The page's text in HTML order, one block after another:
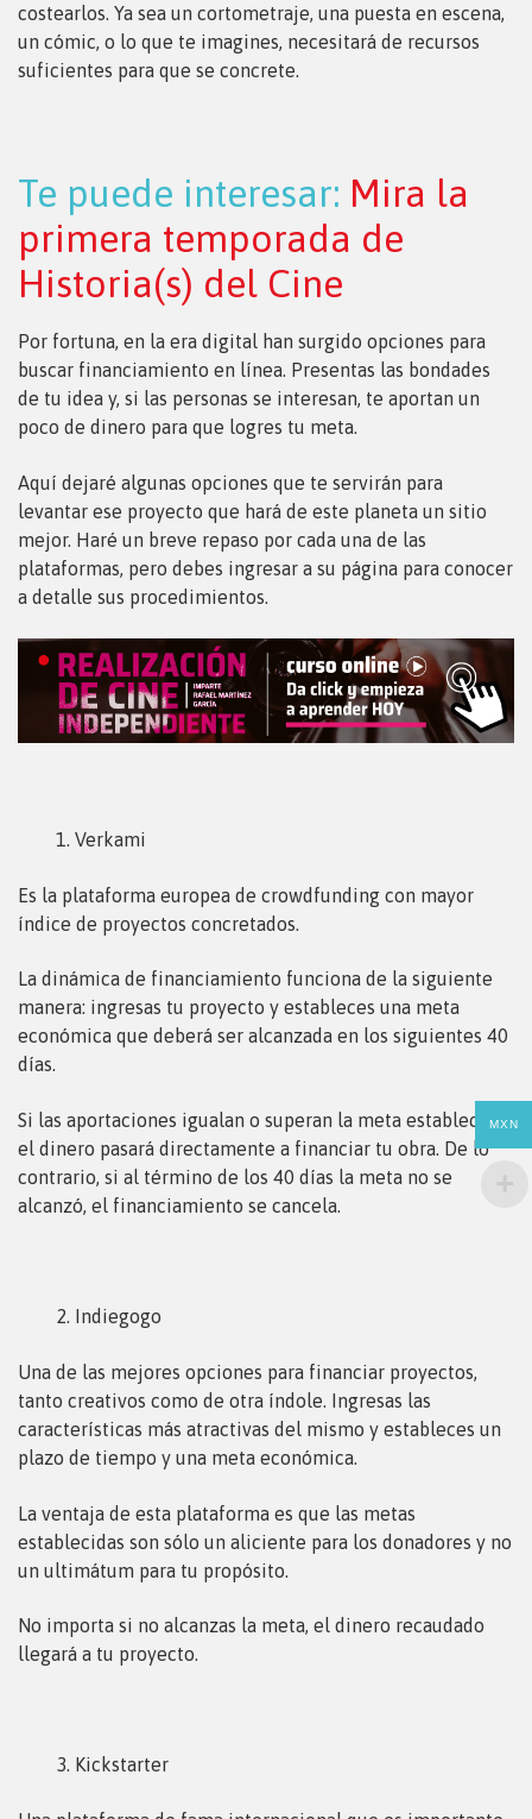
costearlos. Ya sea un cortometraje, una puesta en escena,
un cómic, o lo que te imagines, necesitará de recursos
suficientes para que se concrete.
Te puede interesar: Mira la
primera temporada de
Historia(s) del Cine
Por fortuna, en la era digital han surgido opciones para
buscar financiamiento en línea. Presentas las bondades
de tu idea y, si las personas se interesan, te aportan un
poco de dinero para que logres tu meta.
Aquí dejaré algunas opciones que te servirán para
levantar ese proyecto que hará de este planeta un sitio
mejor. Haré un breve repaso por cada una de las
plataformas, pero debes ingresar a su página para conocer
a detalle sus procedimientos.
Verkami
Es la plataforma europea de crowdfunding con mayor
índice de proyectos concretados.
La dinámica de financiamiento funciona de la siguiente
manera: ingresas tu proyecto y estableces una meta
económica que deberá ser alcanzada en los siguientes 40
días.
Si las aportaciones igualan o superan la meta establecida,
el dinero pasará directamente a financiar tu obra. De lo
contrario, si al término de los 40 días la meta no se
alcanzó, el financiamiento se cancela.
Indiegogo
Una de las mejores opciones para financiar proyectos,
tanto creativos como de otra índole. Ingresas las
características más atractivas del mismo y estableces un
plazo de tiempo y una meta económica.
La ventaja de esta plataforma es que las metas
establecidas son sólo un aliciente para los donadores y no
un ultimátum para tu propósito.
No importa si no alcanzas la meta, el dinero recaudado
llegará a tu proyecto.
Kickstarter
MXN